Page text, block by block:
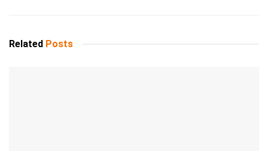
Related Posts